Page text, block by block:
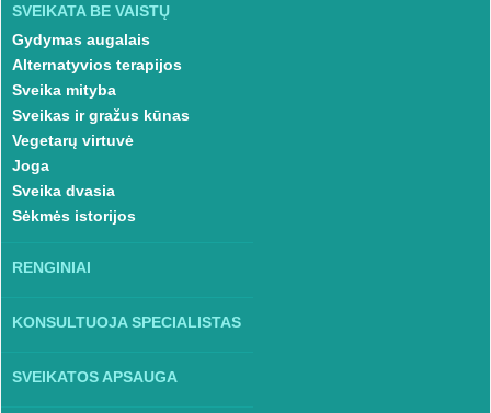
SVEIKATA BE VAISTŲ
Gydymas augalais
Alternatyvios terapijos
Sveika mityba
Sveikas ir gražus kūnas
Vegetarų virtuvė
Joga
Sveika dvasia
Sėkmės istorijos
RENGINIAI
KONSULTUOJA SPECIALISTAS
SVEIKATOS APSAUGA